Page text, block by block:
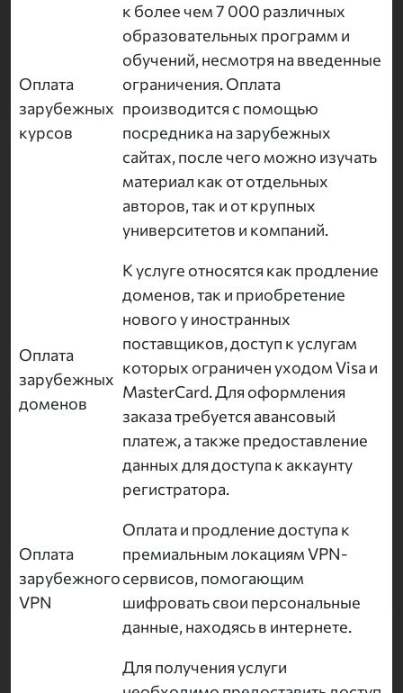
Оплата
зарубежных
курсов
к более чем 7 000 различных
образовательных программ и
обучений, несмотря на введенные
ограничения. Оплата
производится с помощью
посредника на зарубежных
сайтах, после чего можно изучать
материал как от отдельных
авторов, так и от крупных
университетов и компаний.
Оплата
зарубежных
доменов
К услуге относятся как продление
доменов, так и приобретение
нового у иностранных
поставщиков, доступ к услугам
которых ограничен уходом Visa и
MasterCard. Для оформления
заказа требуется авансовый
платеж, а также предоставление
данных для доступа к аккаунту
регистратора.
Оплата
зарубежного
VPN
Оплата и продление доступа к
премиальным локациям VPN-
сервисов, помогающим
шифровать свои персональные
данные, находясь в интернете.
Для получения услуги